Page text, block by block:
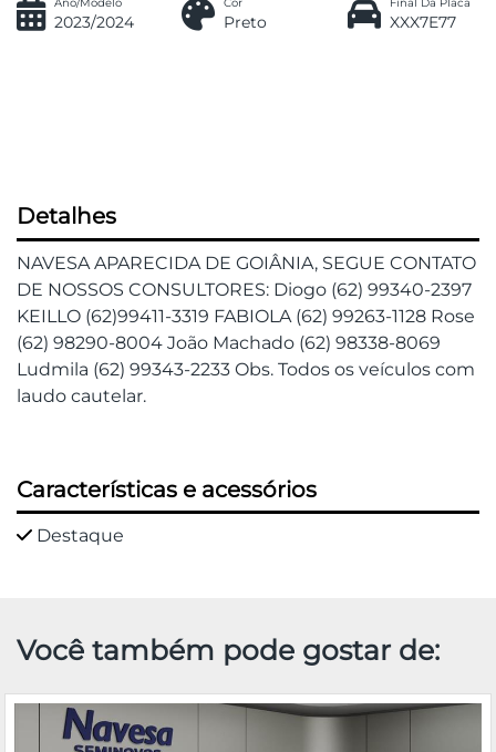
Ano/Modelo
2023/2024
Cor
Preto
Final Da Placa
XXX7E77
Detalhes
NAVESA APARECIDA DE GOIÂNIA, SEGUE CONTATO
DE NOSSOS CONSULTORES: Diogo (62) 99340-2397
KEILLO (62)99411-3319 FABIOLA (62) 99263-1128 Rose
(62) 98290-8004 João Machado (62) 98338-8069
Ludmila (62) 99343-2233 Obs. Todos os veículos com
laudo cautelar.
Características e acessórios
Destaque
Você também pode gostar de: